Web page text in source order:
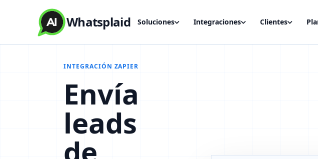
Whatsplaid Soluciones Integraciones Clientes
INTEGRACIÓN ZAPIER
Envía
leads